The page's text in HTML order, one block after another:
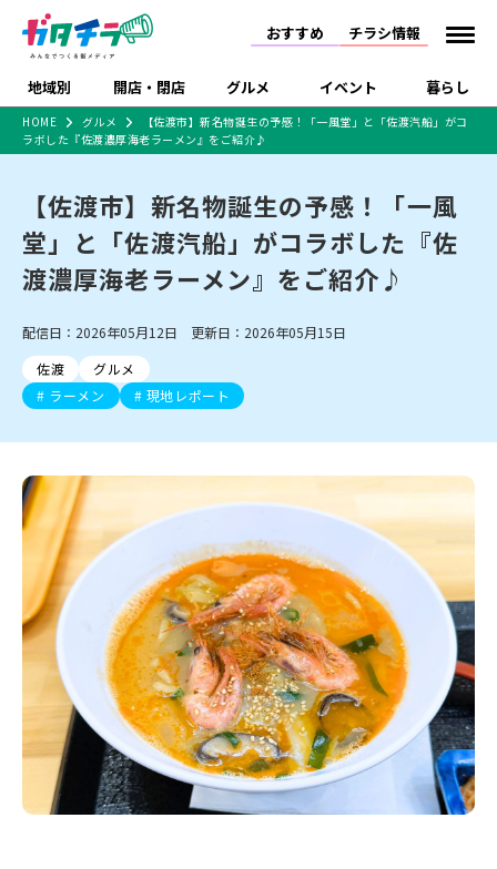
おすすめ チラシ情報
地域別 開店・閉店 グルメ イベント 暮らし
新潟市 下越
中越 上越
佐渡
新潟市中央区 新潟市東区 新潟市西区
新潟市北区
新潟市南区
新潟市江南区 新潟市秋葉区
村上・関川
胎内・粟島
三条・加茂・田上
五泉・阿賀野・阿賀
燕・弥彦
長岡・見附
小千谷・十日町・津南
魚沼・南魚沼・湯沢
柏崎・刈羽・出雲崎
上越・妙高・糸魚川
開店 閉店
リニューアル・移転 休業 開店まとめ
閉店まとめ
新潟市・開店
新潟市・閉店
長岡市・開店
長岡市・閉店
ラーメン・開店
ラーメン・閉店
ラーメン 現地レポート
和食 洋食
スイーツ
ご当地グルメ 食べ歩き テイクアウト
季節・期間限定
カフェ
居酒屋・バー 焼肉
パスタ
パン・ベーカリー
タレカツ・豚カツ
デカ盛り・大盛り
旨辛・激辛
定食・町定食 海鮮・鮨
そば・うどん
日本酒・新潟清酒
ワイン・クラフトビール
ケーキ・パフェ
ビアガーデン・暑気払い
忘新年会・歓送迎会
体験・販売 祭り・伝統行事
趣味・展示会 ライブ・コンサート
スポーツ
セミナー・講演会 子ども向け 花火大会
入場無料
住宅展示場
完成見学会 学生スポーツ
施設・ショップ
住宅メーカー・工務
店
食品メーカー・県産
習い事・塾 アパレル・雑貨
観光スポット
温泉・入浴
リラクゼーション・整体
スキー場
リユース・買取
病院・クリニック
イオンモール
ラブラ万代・ラブラ2
ビルボードプレイスBP
新潟伊勢丹
ピア万代
リバーサイド千秋
パティオPATIO
特売セール インタビュー
特集・まとめ記事
セツコママ ランキング 新潟人
キャンペーン
開店まとめ
閉店まとめ
ラーメンまとめ
飲食店まとめ
食品スーパー・コンビ
ショッピングモール・
大型施設
ドラッグストア・ホーム
センター
ファッション 生活サービス
冠婚葬祭
官公庁・自治体
新潟市 チラシ
長岡・見附 チラシ
上越・妙高・糸魚川 チラシ
注目 チラシ
週末セール
火曜セール
オープン・リニューアルセール
周年祭・感謝祭セール
年末・初売りセール
HOME グルメ
【佐渡市】新名物誕生の予感！「一風堂」と「佐渡汽船」がコ
ラボした『佐渡濃厚海老ラーメン』をご紹介♪
【佐渡市】新名物誕生の予感！「一風
堂」と「佐渡汽船」がコラボした『佐
渡濃厚海老ラーメン』をご紹介♪
配信日：2026年05月12日 更新日：2026年05月15日
佐渡
グルメ
ラーメン
現地レポート